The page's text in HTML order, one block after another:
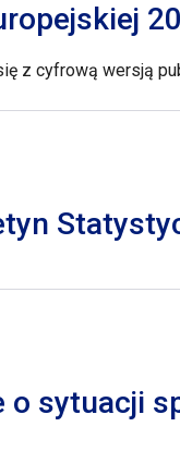
z cyfrową wersją
o sytuacji